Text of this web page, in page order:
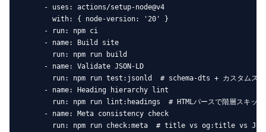
      - uses: actions/setup-node@v4
        with: { node-version: '20' }
      - run: npm ci
      - name: Build site
        run: npm run build
      - name: Validate JSON-LD
run: npm run test:jsonld  # schema-dts + カスタムスク
      - name: Heading hierarchy lint
run: npm run lint:headings  # HTMLパースで階層スキップ
      - name: Meta consistency check